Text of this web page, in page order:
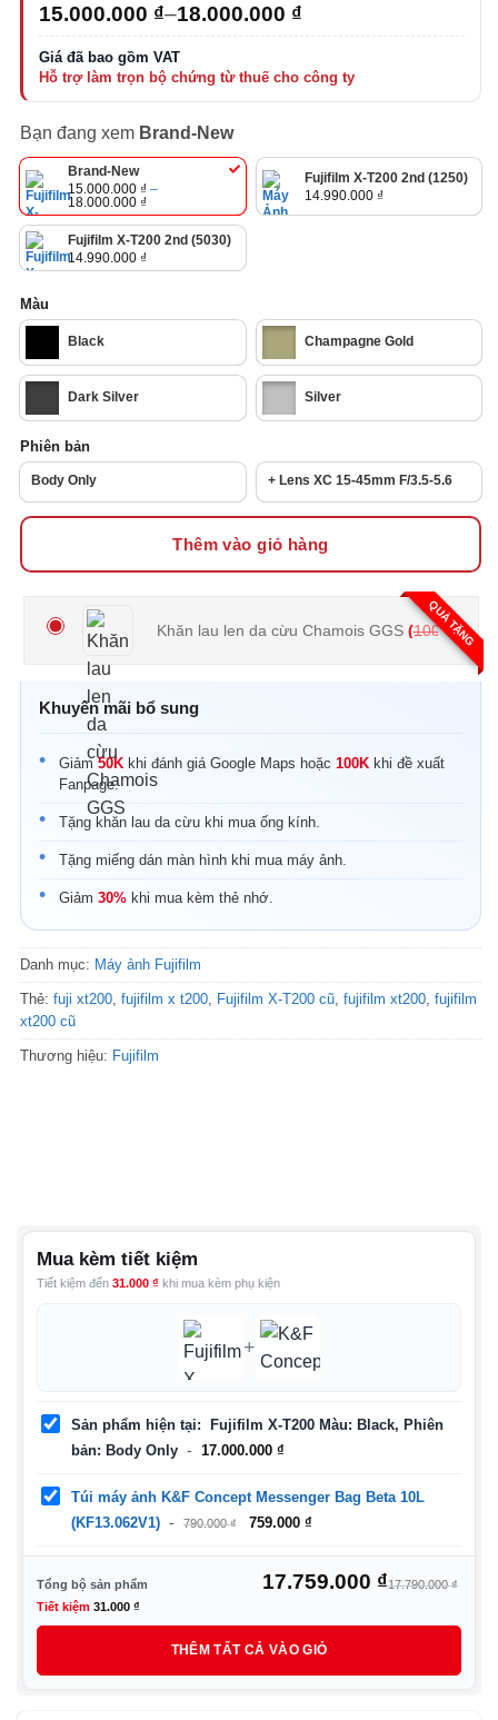
15.000.000 ₫–18.000.000 ₫
Khoảng
giá:
từ
15.000.000 ₫
đến
Bạn đang xem Brand-New
Brand-New
15.000.000 ₫ –
18.000.000 ₫Khoảng
giá:
từ
15.000.000 ₫
đến
18.000.000 ₫
Fujifilm X-T200 2nd (1250)
14.990.000 ₫
Fujifilm X-T200 2nd (5030)
14.990.000 ₫
Màu
Black Champagne Gold
Dark Silver Silver
Phiên bản
Body Only + Lens XC 15-45mm F/3.5-5.6
Thêm vào giỏ hàng
QUÀ TẶNG
Khăn lau len da cừu Chamois GGS
(100.000₫
Khuyến mãi bổ sung
Giảm50K khi đánh giá Google Maps hoặc 100K khi đề xuất
Fanpage.
Tặng khăn lau da cừu khi mua ống kính.
Tặng miếng dán màn hình khi mua máy ảnh.
Giảm 30% khi mua kèm thẻ nhớ.
Danh mục: Máy ảnh Fujifilm
Thẻ: fuji xt200, fujifilm x t200, Fujifilm X-T200 cũ, fujifilm xt200, fujifilm
xt200 cũ
Thương hiệu: Fujifilm
Mua kèm tiết kiệm
Tiết kiệm đến 31.000 ₫ khi mua kèm phụ kiện
+
Sản phẩm hiện tại
Fujifilm X-T200 Màu: Black, Phiên
bản: Body Only
17.000.000 ₫
Túi máy ảnh K&F Concept Messenger Bag Beta 10L
(KF13.062V1)
790.000₫
Giá
là:
790.000 ₫.
759.000₫
tại
là:
Tổng bộ sản phẩm 17.790.000₫
là:
17.759.000 ₫
tại
Tiết kiệm 31.000 ₫
THÊM TẤT CẢ VÀO GIỎ